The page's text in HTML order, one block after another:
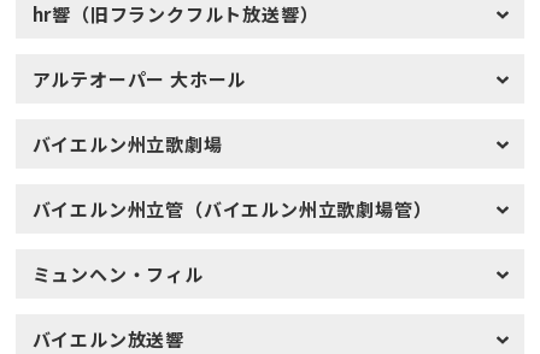
hr響（旧フランクフルト放送響）
アルテオーパー 大ホール
バイエルン州立歌劇場
バイエルン州立管（バイエルン州立歌劇場管）
ミュンヘン・フィル
バイエルン放送響